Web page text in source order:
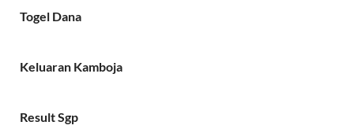
Togel Dana
Keluaran Kamboja
Result Sgp